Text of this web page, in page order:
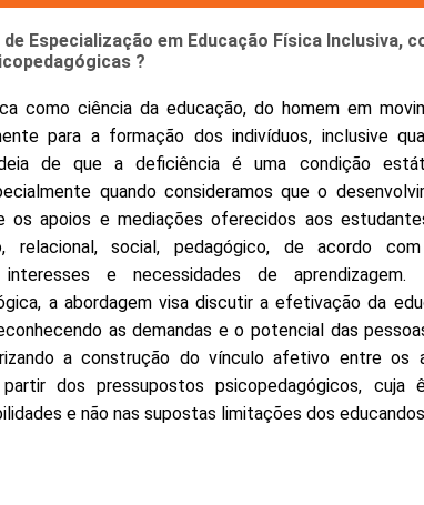
Especialização em Educação Física Inclusiva,
?
como ciência da educação, do homem em
para a formação dos indivíduos, inclusive
de que a deficiência é uma condição
quando consideramos que o
os apoios e mediações oferecidos aos
relacional, social, pedagógico, de acordo
interesses e necessidades de aprendizagem.
a abordagem visa discutir a efetivação da
as demandas e o potencial das
a construção do vínculo afetivo entre os
partir dos pressupostos psicopedagógicos, cuja
e não nas supostas limitações dos